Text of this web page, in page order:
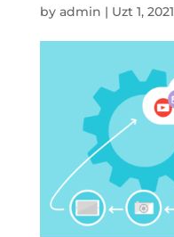
by admin | Uzt 1, 2021